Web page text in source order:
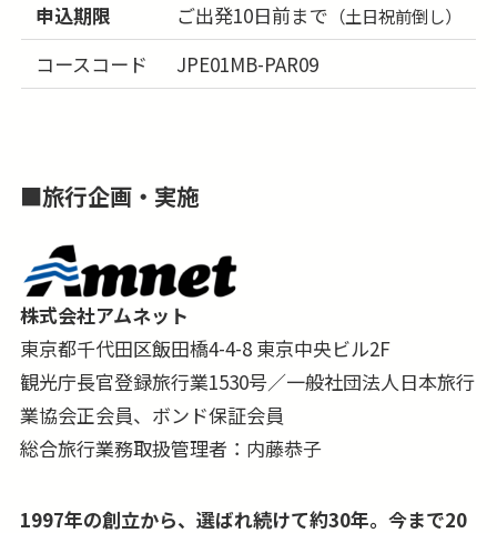
申込期限 ご出発10日前まで （土日祝前倒し）
コースコード JPE01MB-PAR09
■旅行企画・実施
株式会社アムネット
東京都千代田区飯田橋4-4-8 東京中央ビル2F
観光庁長官登録旅行業1530号／一般社団法人日本旅行
業協会正会員、ボンド保証会員
総合旅行業務取扱管理者：内藤恭子
1997年の創立から、選ばれ続けて約30年。今まで20